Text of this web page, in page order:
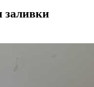
заливки